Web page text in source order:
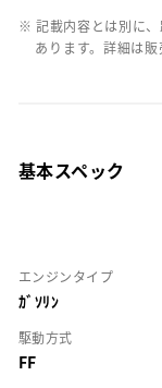
※ 記載内容とは別に
あります。詳細は販
基本スペック
エンジンタイプ
ｶﾞｿﾘﾝ
駆動方式
FF